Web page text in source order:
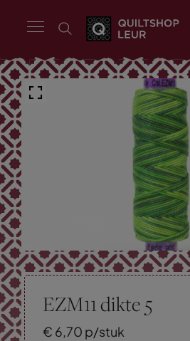
EZM11 dikte 5
€ 6,70 p/stuk